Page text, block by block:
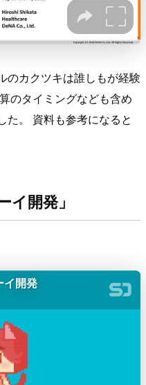
のカクツキは誰しもが経験
のタイミングなども含め
た。 資料も参考になると
イ開発」